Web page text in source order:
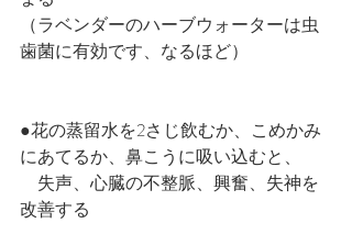
（ラベンダーのハーブウォーターは虫
歯菌に有効です、なるほど）
●花の蒸留水を2さじ飲むか、こめかみ
にあてるか、鼻こうに吸い込むと、
失声、心臓の不整脈、興奮、失神を
改善する